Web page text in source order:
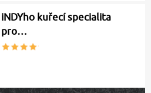
iNDYho kuřecí specialita
pro…